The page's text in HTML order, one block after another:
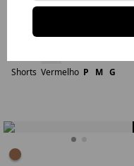
R$ 91,89 R$ 183,77
Shorts Vermelho P M G